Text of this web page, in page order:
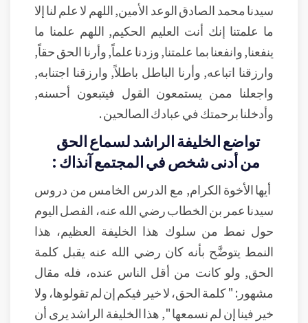
سيدنا محمد الصادق الوعد الأمين, اللهم لا علم لنا إلا
ما علمتنا إنك أنت العليم الحكيم, اللهم علمنا ما
ينفعنا, وانفعنا بما علمتنا, وزدنا علماً, وأرنا الحق حقاً,
وارزقنا اتباعه, وأرنا الباطل باطلاً, وارزقنا اجتنابه,
واجعلنا ممن يستمعون القول فيتبعون أحسنه,
وأدخلنا برحمتك في عبادك الصالحين .
تواضع الخليفة الراشد لسماع الحق
من أدنى شخص في المجتمع آنذاك :
أيها الأخوة الكرام, مع الدرس الخامس من دروس
سيدنا عمر بن الخطاب رضي الله عنه، الفصل اليوم
حول نمط من سلوك هذا الخليفة العظيم، هذا
النمط يتوضَّح بأنه كان رضي الله عنه يقبل كلمة
الحق, ولو كانت من أقل الناس عنده، فله مقال
مشهور: " كلمة الحق، لا خير فيكم إن لم تقولوها، ولا
خير فينا إن لم نسمعها ", هذا الخليفة الراشد يرى أن